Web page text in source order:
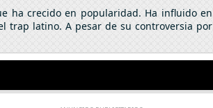
ha crecido en popularidad. Ha influido en
trap latino. A pesar de su controversia por